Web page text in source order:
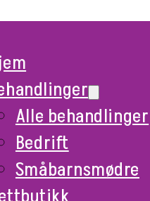
Alle behandlinger
Bedrift
Småbarnsmødre